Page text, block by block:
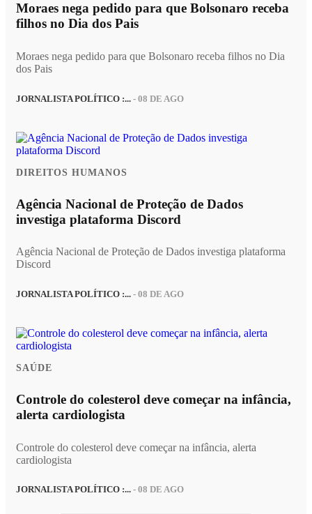
Moraes nega pedido para que Bolsonaro receba
filhos no Dia dos Pais
Moraes nega pedido para que Bolsonaro receba filhos no Dia
dos Pais
JORNALISTA POLÍTICO :... - 08 DE AGO
DIREITOS HUMANOS
Agência Nacional de Proteção de Dados
investiga plataforma Discord
Agência Nacional de Proteção de Dados investiga plataforma
Discord
JORNALISTA POLÍTICO :... - 08 DE AGO
SAÚDE
Controle do colesterol deve começar na infância,
alerta cardiologista
Controle do colesterol deve começar na infância, alerta
cardiologista
JORNALISTA POLÍTICO :... - 08 DE AGO